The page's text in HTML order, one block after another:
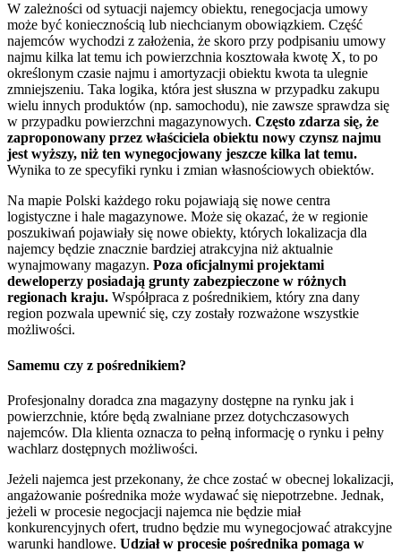
W zależności od sytuacji najemcy obiektu, renegocjacja umowy
może być koniecznością lub niechcianym obowiązkiem. Część
najemców wychodzi z założenia, że skoro przy podpisaniu umowy
najmu kilka lat temu ich powierzchnia kosztowała kwotę X, to po
określonym czasie najmu i amortyzacji obiektu kwota ta ulegnie
zmniejszeniu. Taka logika, która jest słuszna w przypadku zakupu
wielu innych produktów (np. samochodu), nie zawsze sprawdza się
w przypadku powierzchni magazynowych. Często zdarza się, że
zaproponowany przez właściciela obiektu nowy czynsz najmu
jest wyższy, niż ten wynegocjowany jeszcze kilka lat temu.
Wynika to ze specyfiki rynku i zmian własnościowych obiektów.
Na mapie Polski każdego roku pojawiają się nowe centra
logistyczne i hale magazynowe. Może się okazać, że w regionie
poszukiwań pojawiały się nowe obiekty, których lokalizacja dla
najemcy będzie znacznie bardziej atrakcyjna niż aktualnie
wynajmowany magazyn. Poza oficjalnymi projektami
deweloperzy posiadają grunty zabezpieczone w różnych
regionach kraju. Współpraca z pośrednikiem, który zna dany
region pozwala upewnić się, czy zostały rozważone wszystkie
możliwości.
Samemu czy z pośrednikiem?
Profesjonalny doradca zna magazyny dostępne na rynku jak i
powierzchnie, które będą zwalniane przez dotychczasowych
najemców. Dla klienta oznacza to pełną informację o rynku i pełny
wachlarz dostępnych możliwości.
Jeżeli najemca jest przekonany, że chce zostać w obecnej lokalizacji,
angażowanie pośrednika może wydawać się niepotrzebne. Jednak,
jeżeli w procesie negocjacji najemca nie będzie miał
konkurencyjnych ofert, trudno będzie mu wynegocjować atrakcyjne
warunki handlowe. Udział w procesie pośrednika pomaga w